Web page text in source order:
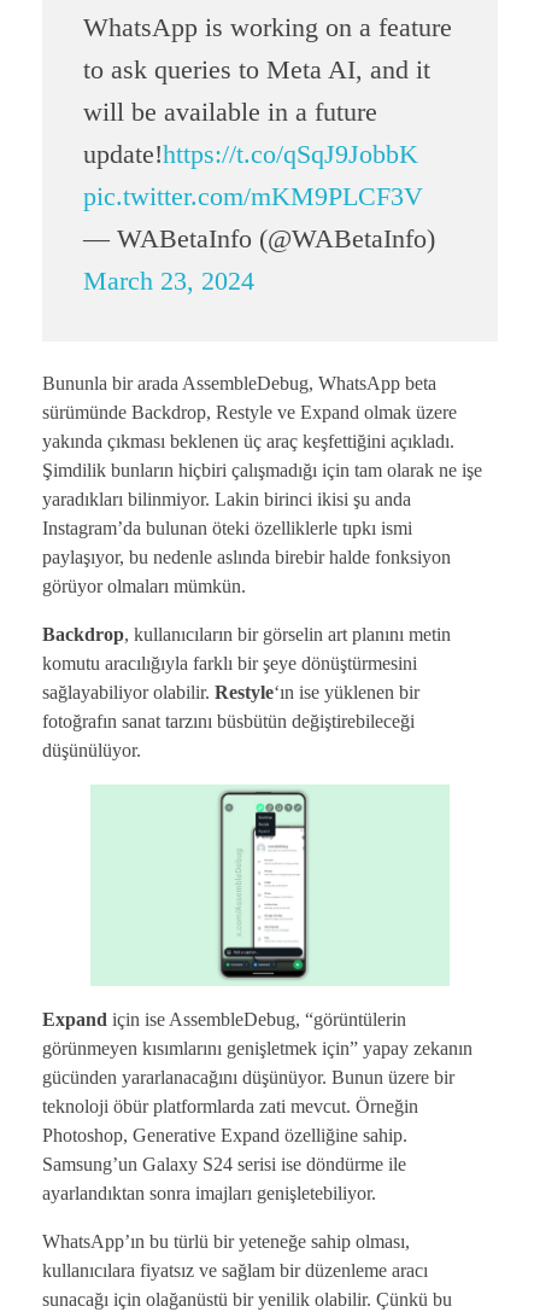
WhatsApp is working on a feature
to ask queries to Meta AI, and it
will be available in a future
update!https://t.co/qSqJ9JobbK
pic.twitter.com/mKM9PLCF3V
— WABetaInfo (@WABetaInfo)
March 23, 2024
Bununla bir arada AssembleDebug, WhatsApp beta
sürümünde Backdrop, Restyle ve Expand olmak üzere
yakında çıkması beklenen üç araç keşfettiğini açıkladı.
Şimdilik bunların hiçbiri çalışmadığı için tam olarak ne işe
yaradıkları bilinmiyor. Lakin birinci ikisi şu anda
Instagram’da bulunan öteki özelliklerle tıpkı ismi
paylaşıyor, bu nedenle aslında birebir halde fonksiyon
görüyor olmaları mümkün.
Backdrop, kullanıcıların bir görselin art planını metin
komutu aracılığıyla farklı bir şeye dönüştürmesini
sağlayabiliyor olabilir. Restyle‘ın ise yüklenen bir
fotoğrafın sanat tarzını büsbütün değiştirebileceği
düşünülüyor.
Expand için ise AssembleDebug, “görüntülerin
görünmeyen kısımlarını genişletmek için” yapay zekanın
gücünden yararlanacağını düşünüyor. Bunun üzere bir
teknoloji öbür platformlarda zati mevcut. Örneğin
Photoshop, Generative Expand özelliğine sahip.
Samsung’un Galaxy S24 serisi ise döndürme ile
ayarlandıktan sonra imajları genişletebiliyor.
WhatsApp’ın bu türlü bir yeteneğe sahip olması,
kullanıcılara fiyatsız ve sağlam bir düzenleme aracı
sunacağı için olağanüstü bir yenilik olabilir. Çünkü bu